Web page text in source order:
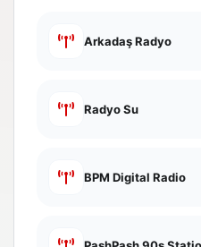
Arkadaş Radyo
Radyo Su
BPM Digital Radio